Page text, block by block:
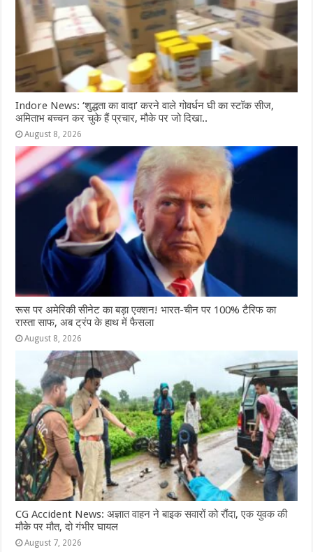
Indore News: ‘शुद्धता का वादा’ करने वाले गोवर्धन घी का स्टॉक सीज,
अमिताभ बच्चन कर चुके हैं प्रचार, मौके पर जो दिखा..
August 8, 2026
रूस पर अमेरिकी सीनेट का बड़ा एक्शन! भारत-चीन पर 100% टैरिफ का
रास्ता साफ, अब ट्रंप के हाथ में फैसला
August 8, 2026
CG Accident News: अज्ञात वाहन ने बाइक सवारों को रौंदा, एक युवक की
मौके पर मौत, दो गंभीर घायल
August 7, 2026